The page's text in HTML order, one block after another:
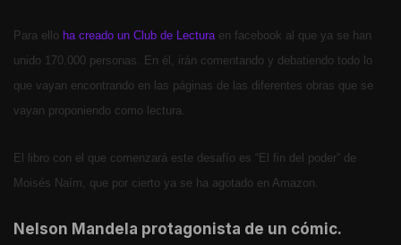
Para ello ha creado un Club de Lectura en facebook al que ya se han
unido 170.000 personas. En él, irán comentando y debatiendo todo lo
que vayan encontrando en las páginas de las diferentes obras que se
vayan proponiendo como lectura.
El libro con el que comenzará este desafío es “El fin del poder” de
Moisés Naím, que por cierto ya se ha agotado en Amazon.
Nelson Mandela protagonista de un cómic.